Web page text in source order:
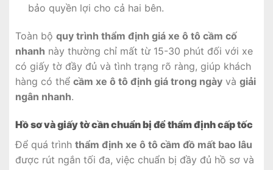
bảo quyền lợi cho cả hai bên.
Toàn bộ quy trình thẩm định giá xe ô tô cầm cố
nhanh này thường chỉ mất từ 15-30 phút đối với xe
có giấy tờ đầy đủ và tình trạng rõ ràng, giúp khách
hàng có thể cầm xe ô tô định giá trong ngày và giải
ngân nhanh.
Hồ sơ và giấy tờ cần chuẩn bị để thẩm định cấp tốc
Để quá trình thẩm định xe ô tô cầm đồ mất bao lâu
được rút ngắn tối đa, việc chuẩn bị đầy đủ hồ sơ và